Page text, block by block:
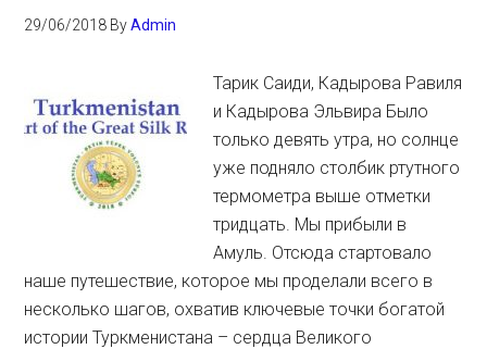
29/06/2018 ByAdmin
Тарик Саиди, Кадырова Равиля
и Кадырова Эльвира Было
только девять утра, но солнце
уже подняло столбик ртутного
термометра выше отметки
тридцать. Мы прибыли в
Амуль. Отсюда стартовало
наше путешествие, которое мы проделали всего в
несколько шагов, охватив ключевые точки богатой
истории Туркменистана – сердца Великого